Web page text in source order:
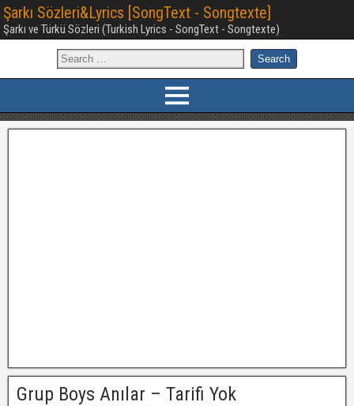
Şarkı Sözleri&Lyrics [SongText - Songtexte]
Şarkı ve Türkü Sözleri (Turkish Lyrics - SongText - Songtexte)
Grup Boys Anılar – Tarifi Yok